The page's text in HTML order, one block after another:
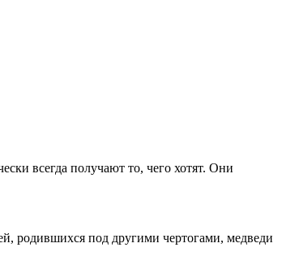
всегда получают то, чего хотят. Они
родившихся под другими чертогами, медведи